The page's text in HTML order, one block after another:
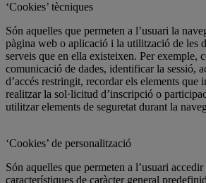
‘Cookies’ tècniques
Són aquelles que permeten a l’usuari la
pàgina web o aplicació i la utilització de les
serveis que en ella existeixen. Per exemple,
comunicació de dades, identificar la sessió,
d’accés restringit, recordar els elements que
realitzar la sol·licitud d’inscripció o
utilitzar elements de seguretat durant la
‘Cookies’ de personalització
Són aquelles que permeten a l’usuari
característiques de caràcter general